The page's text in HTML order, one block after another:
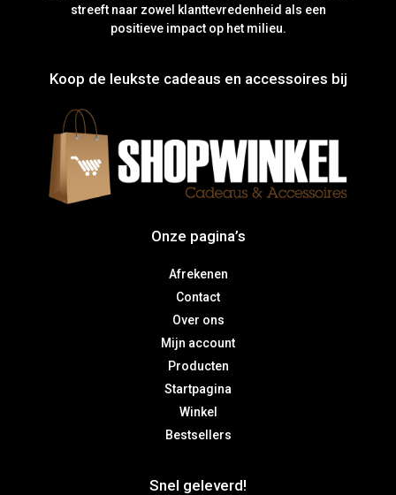
streeft naar zowel klanttevredenheid als een
positieve impact op het milieu.
Koop de leukste cadeaus en accessoires bij
Onze pagina’s
Afrekenen
Contact
Over ons
Mijn account
Producten
Startpagina
Winkel
Bestsellers
Snel geleverd!